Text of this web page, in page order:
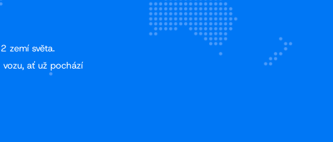
zemí světa.
ať už pochází